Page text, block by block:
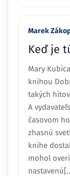
Marek
Keď je
Mary
knihou
takých
A
časovom
zhasnú
knihe
mohol